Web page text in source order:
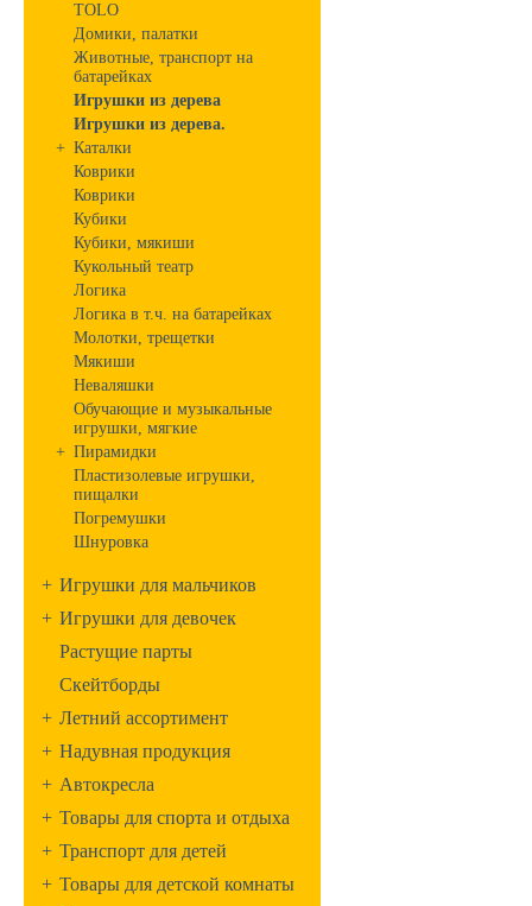
TOLO
Домики, палатки
Животные, транспорт на
батарейках
Игрушки из дерева
Игрушки из дерева.
+ Каталки
Коврики
Коврики
Кубики
Кубики, мякиши
Кукольный театр
Логика
Логика в т.ч. на батарейках
Молотки, трещетки
Мякиши
Неваляшки
Обучающие и музыкальные
игрушки, мягкие
+ Пирамидки
Пластизолевые игрушки,
пищалки
Погремушки
Шнуровка
+ Игрушки для мальчиков
+ Игрушки для девочек
Растущие парты
Скейтборды
+ Летний ассортимент
+ Надувная продукция
+ Автокресла
+ Товары для спорта и отдыха
+ Транспорт для детей
+ Товары для детской комнаты